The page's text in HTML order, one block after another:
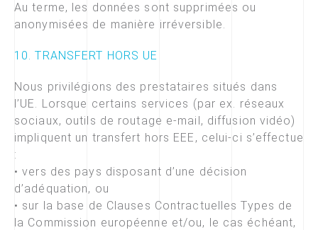
Au terme, les données sont supprimées ou
anonymisées de manière irréversible.
10. TRANSFERT HORS UE
Nous privilégions des prestataires situés dans
l’UE. Lorsque certains services (par ex. réseaux
sociaux, outils de routage e-mail, diffusion vidéo)
impliquent un transfert hors EEE, celui-ci s’effectue
:
• vers des pays disposant d’une décision
d’adéquation, ou
• sur la base de Clauses Contractuelles Types de
la Commission européenne et/ou, le cas échéant,